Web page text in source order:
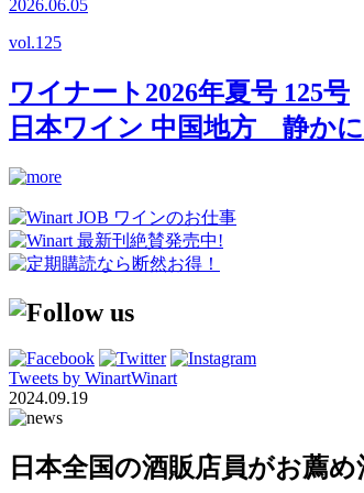
2026.06.05
vol.125
ワイナート2026年夏号 125号
日本ワイン 中国地方 静か
Tweets by WinartWinart
2024.09.19
日本全国の酒販店員がお薦